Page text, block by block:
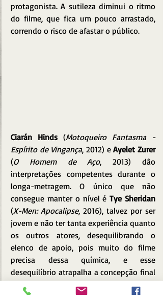
protagonista. A sutileza diminui o ritmo
do filme, que fica um pouco arrastado,
correndo o risco de afastar o público.
Ciarán Hinds (Motoqueiro Fantasma -
Espírito de Vingança, 2012) e Ayelet Zurer
(O Homem de Aço, 2013) dão
interpretações competentes durante o
longa-metragem. O único que não
consegue manter o nível é Tye Sheridan
(X-Men: Apocalipse, 2016), talvez por ser
jovem e não ter tanta experiência quanto
os outros atores, desequilibrando o
elenco de apoio, pois muito do filme
precisa dessa química, e esse
desequilíbrio atrapalha a concepção final
do longa.